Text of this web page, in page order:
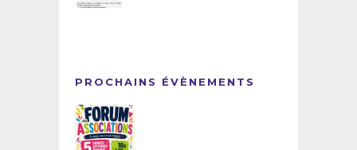
PROCHAINS ÉVÈNEMENTS